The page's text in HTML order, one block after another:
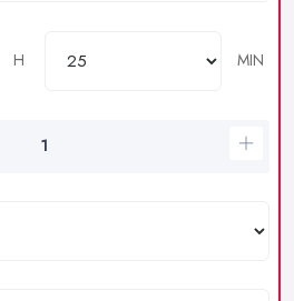
H
MIN